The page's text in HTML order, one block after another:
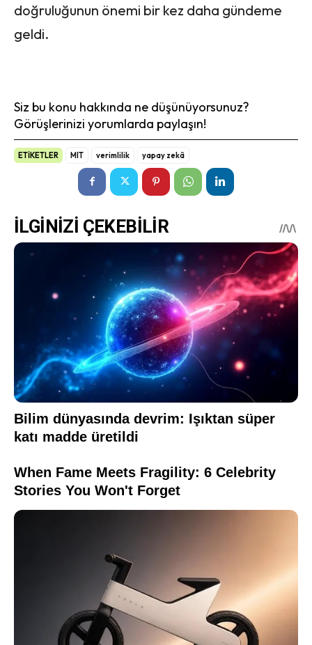
doğruluğunun önemi bir kez daha gündeme
geldi.
Siz bu konu hakkında ne düşünüyorsunuz?
Görüşlerinizi yorumlarda paylaşın!
ETİKETLER MIT verimlilik yapay zekâ